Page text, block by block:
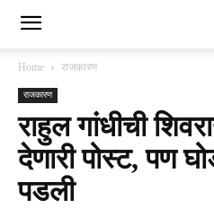
Home राजकारण
राजकारण
राहुल गांधीची
देणारी पोस्ट, पण
पडली